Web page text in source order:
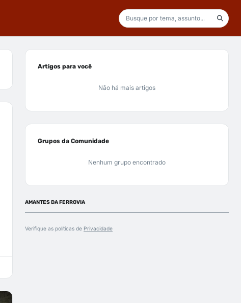
Artigos para você
Não há mais artigos
Grupos da Comunidade
Nenhum grupo encontrado
AMANTES DA FERROVIA
Verifique as políticas de Privacidade